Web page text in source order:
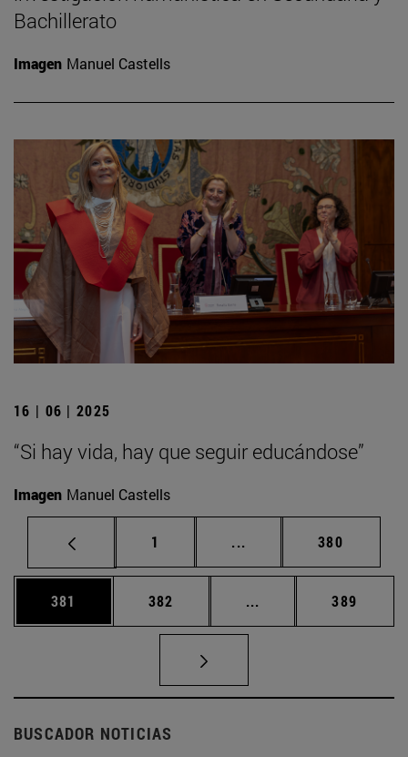
Bachillerato
Imagen Manuel Castells
16 | 06 | 2025
“Si hay vida, hay que seguir educándose”
Imagen Manuel Castells
Página
1 ... Páginas intermedias
Página
380
Página
381 Página
382 ... Páginas intermedias
Página
389
BUSCADOR NOTICIAS